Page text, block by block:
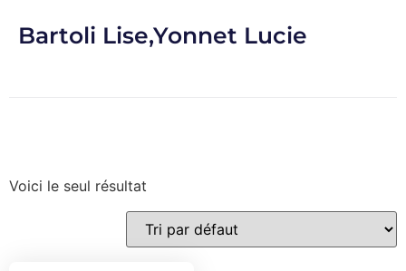
Bartoli Lise,Yonnet Lucie
Voici le seul résultat